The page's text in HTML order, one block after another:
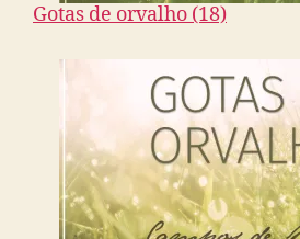
Gotas de orvalho (18)